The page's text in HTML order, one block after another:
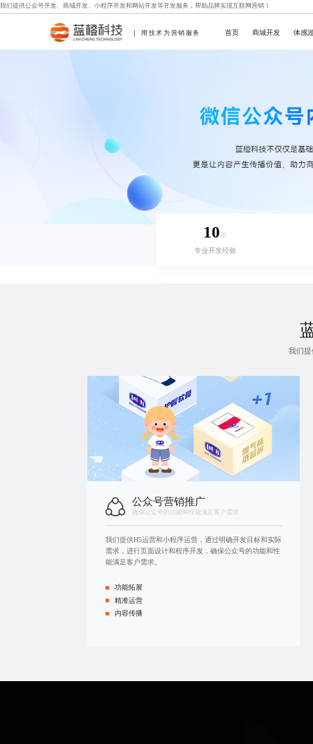
我们提供公众号开发、 商城开发、 小程序开发和 网站开发等开发服务，帮助品牌实现互联网营销！
用技术为营销服务 首页 商城开发 体感
10年
专业开发经验
我们提
公众号营销推广
确保公众号的功能和性能满足客户需求
我们提供H5运营和小程序运营 ，通过明确开发目标和实际
需求，进行页面设计和程序开发，确保公众号的功能和性
能满足客户需求。
功能拓展
精准运营
内容传播